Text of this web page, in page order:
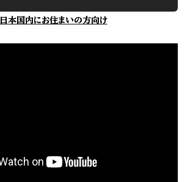
日本国内にお住まいの方向け